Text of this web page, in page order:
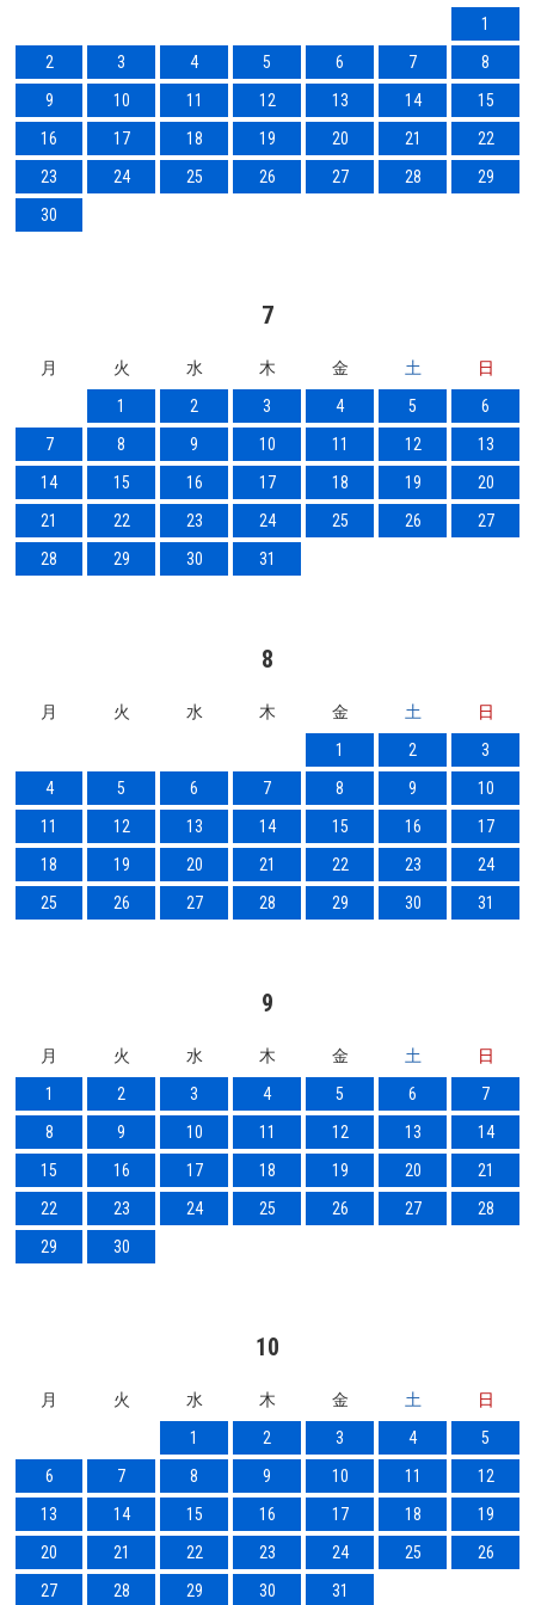
1
2
3 4 5 6 7
8
9
10 11 12 13 14
15
16
17 18 19 20 21
22
23
24 25 26 27 28
29
30
7
月 火 水 木 金 土
日
1
2 3 4 5
6
7
8 9 10 11 12
13
14
15 16 17 18 19
20
21
22 23 24 25 26
27
28
29 30 31
8
月 火 水 木 金 土
日
1
2
3
4
5 6 7 8 9
10
11
12 13 14 15 16
17
18
19 20 21 22 23
24
25
26 27 28 29 30 31
9
月 火 水 木 金 土
日
1
2 3 4 5 6
7
8
9 10 11 12 13
14
15
16 17 18 19 20
21
22
23 24 25 26 27
28
29
30
10
月 火 水 木 金 土
日
1
2 3 4
5
6
7 8 9 10 11
12
13
14 15 16 17 18
19
20
21 22 23 24 25
26
27
28 29 30 31